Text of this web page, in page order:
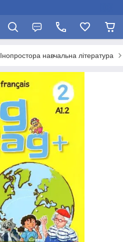
Інопростора навчальна література